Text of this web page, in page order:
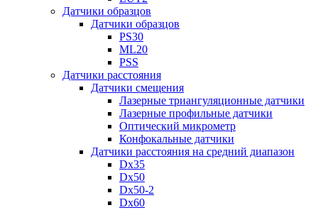
Датчики образцов
Датчики образцов
PS30
ML20
PSS
Датчики расстояния
Датчики смещения
Лазерные триангуляционные датчики
Лазерные профильные датчики
Оптический микрометр
Конфокальные датчики
Датчики расстояния на средний диапазон
Dx35
Dx50
Dx50-2
Dx60